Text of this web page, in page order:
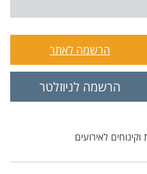
הרשמה לאתר
הרשמה לניוזלטר
לאירועים